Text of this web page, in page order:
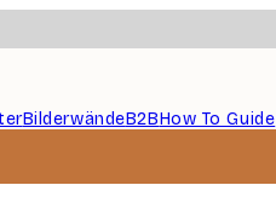
BilderwändeB2BHow To Guide